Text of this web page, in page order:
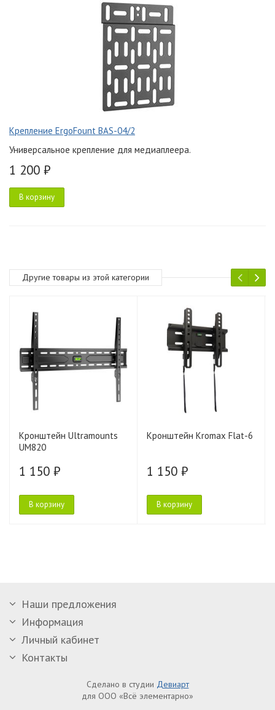
Крепление ErgoFount BAS-04/2
Универсальное крепление для медиаплеера.
1 200 ₽
В корзину
Другие товары из этой категории
Кронштейн Ultramounts
UM820
1 150 ₽
В корзину
Кронштейн Kromax Flat-6
1 150 ₽
В корзину
Наши предложения
Информация
Личный кабинет
Контакты
Сделано в студии Девиарт
для ООО «Всё элементарно»